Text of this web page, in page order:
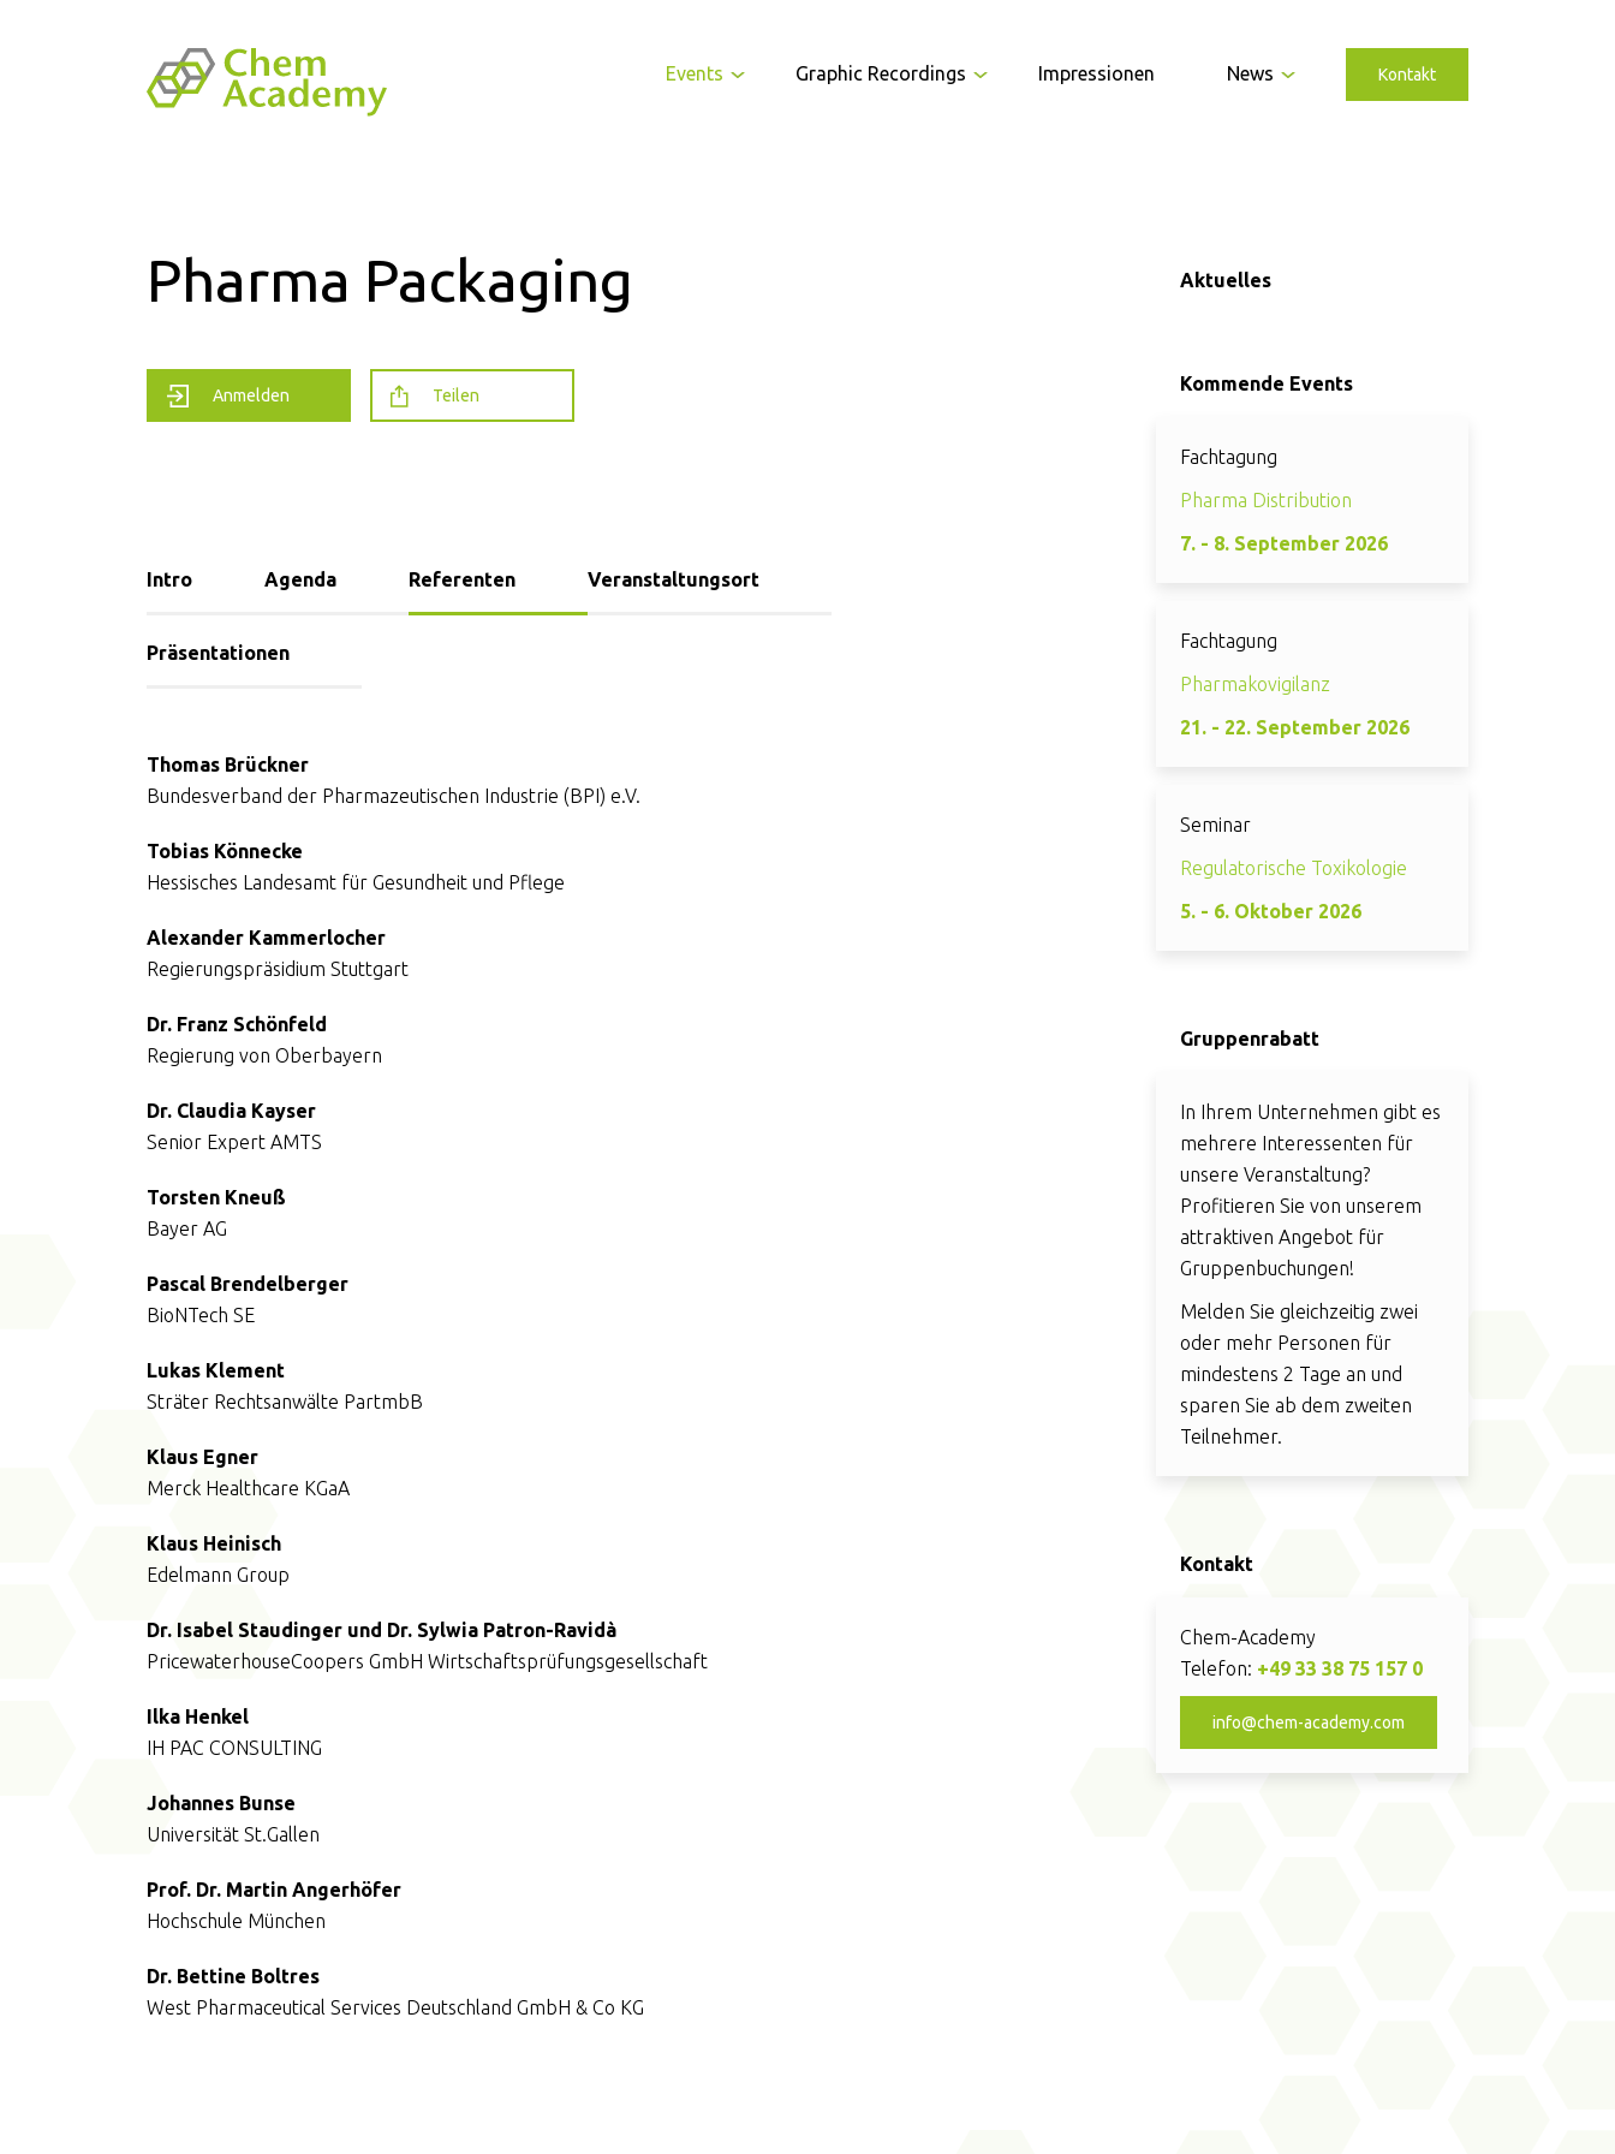
Events Graphic Recordings Impressionen News Kontakt
Pharma Packaging
Anmelden Teilen
Intro Agenda Referenten Veranstaltungsort
Präsentationen
Thomas Brückner
Bundesverband der Pharmazeutischen Industrie (BPI) e.V.
Tobias Könnecke
Hessisches Landesamt für Gesundheit und Pflege
Alexander Kammerlocher
Regierungspräsidium Stuttgart
Dr. Franz Schönfeld
Regierung von Oberbayern
Dr. Claudia Kayser
Senior Expert AMTS
Torsten Kneuß
Bayer AG
Pascal Brendelberger
BioNTech SE
Lukas Klement
Sträter Rechtsanwälte PartmbB
Klaus Egner
Merck Healthcare KGaA
Klaus Heinisch
Edelmann Group
Dr. Isabel Staudinger und Dr. Sylwia Patron-Ravidà
PricewaterhouseCoopers GmbH Wirtschaftsprüfungsgesellschaft
Ilka Henkel
IH PAC CONSULTING
Johannes Bunse
Universität St.Gallen
Prof. Dr. Martin Angerhöfer
Hochschule München
Dr. Bettine Boltres
West Pharmaceutical Services Deutschland GmbH & Co KG
Aktuelles
Kommende Events
Fachtagung
Pharma Distribution
7. - 8. September 2026
Fachtagung
Pharmakovigilanz
21. - 22. September 2026
Seminar
Regulatorische Toxikologie
5. - 6. Oktober 2026
Gruppenrabatt
In Ihrem Unternehmen gibt es
mehrere Interessenten für
unsere Veranstaltung?
Profitieren Sie von unserem
attraktiven Angebot für
Gruppenbuchungen!
Melden Sie gleichzeitig zwei
oder mehr Personen für
mindestens 2 Tage an und
sparen Sie ab dem zweiten
Teilnehmer.
Kontakt
Chem-Academy
Telefon: +49 33 38 75 157 0
info@chem-academy.com